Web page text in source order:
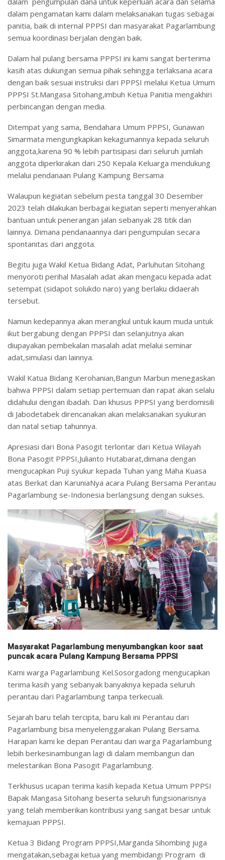
dalam pengamatan kami dalam melaksanakan tugas sebagai
panitia, baik di internal PPPSI dan masyarakat Pagarlambung
semua koordinasi berjalan dengan baik.
Dalam hal pulang bersama PPPSI ini kami sangat berterima
kasih atas dukungan semua pihak sehingga terlaksana acara
dengan baik sesuai instruksi dari PPPSI melalui Ketua Umum
PPPSI St.Mangasa Sitohang,imbuh Ketua Panitia mengakhiri
perbincangan dengan media.
Ditempat yang sama, Bendahara Umum PPPSI, Gunawan
Simarmata mengungkapkan kekagumannya kepada seluruh
anggota,karena 90 % lebih partisipasi dari seluruh jumlah
anggota diperkirakan dari 250 Kepala Keluarga mendukung
melalui pendanaan Pulang Kampung Bersama
Walaupun kegiatan sebelum pesta tanggal 30 Desember
2023 telah dilakukan berbagai kegiatan seperti menyerahkan
bantuan untuk penerangan jalan sebanyak 28 titik dan
lainnya. Dimana pendanaannya dari pengumpulan secara
spontanitas dari anggota.
Begitu juga Wakil Ketua Bidang Adat, Parluhutan Sitohang
menyoroti perihal Masalah adat akan mengacu kepada adat
setempat (sidapot solukdo naro) yang berlaku didaerah
tersebut.
Namun kedepannya akan merangkul untuk kaum muda untuk
ikut bergabung dengan PPPSI dan selanjutnya akan
diupayakan pembekalan masalah adat melalui seminar
adat,simulasi dan lainnya.
Wakil Katua Bidang Kerohanian,Bangun Marbun menegaskan
bahwa PPPSI dalam setiap pertemuan dan rapat akan selalu
didahului dengan ibadah. Dan khusus PPPSI yang berdomisili
di Jabodetabek direncanakan akan melaksanakan syukuran
dan natal setiap tahunnya.
Apresiasi dari Bona Pasogit terlontar dari Ketua Wilayah
Bona Pasogit PPPSI,Julianto Hutabarat,dimana dengan
mengucapkan Puji syukur kepada Tuhan yang Maha Kuasa
atas Berkat dan KaruniaNya acara Pulang Bersama Perantau
Pagarlambung se-Indonesia berlangsung dengan sukses.
Masyarakat Pagarlambung menyumbangkan koor saat
puncak acara Pulang Kampung Bersama PPPSI
Kami warga Pagarlambung Kel.Sosorgadong mengucapkan
terima kasih yang sebanyak banyaknya kepada seluruh
perantau dari Pagarlambung tanpa terkecuali.
Sejarah baru telah tercipta, baru kali ini Perantau dari
Pagarlambung bisa menyelenggarakan Pulang Bersama.
Harapan kami ke depan Perantau dan warga Pagarlambung
lebih berkesinambungan lagi di dalam membangun dan
melestarikan Bona Pasogit Pagarlambung.
Terkhusus ucapan terima kasih kepada Ketua Umum PPPSI
Bapak Mangasa Sitohang beserta seluruh fungsionarisnya
yang telah memberikan kontribusi yang sangat besar untuk
kemajuan PPPSI.
Ketua 3 Bidang Program PPPSI,Marganda Sihombing juga
mengatakan,sebagai ketua yang membidangi Program di